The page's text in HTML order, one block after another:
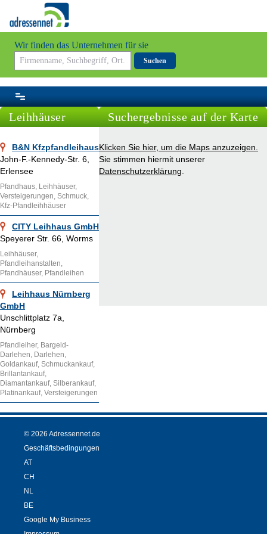
Wir finden das Unternehmen für sie
Suchen
Leihhäuser
B&N Kfzpfandleihaus
John-F.-Kennedy-Str. 6,
Erlensee
Pfandhaus, Leihhäuser,
Versteigerungen, Schmuck,
Kfz-Pfandleihhäuser
CITY Leihhaus GmbH
Speyerer Str. 66, Worms
Leihhäuser,
Pfandleihanstalten,
Pfandhäuser, Pfandleihen
Leihhaus Nürnberg
GmbH
Unschlittplatz 7a,
Nürnberg
Pfandleiher, Bargeld-
Darlehen, Darlehen,
Goldankauf, Schmuckankauf,
Brillantankauf,
Diamantankauf, Silberankauf,
Platinankauf, Versteigerungen
Suchergebnisse auf der Karte
Klicken Sie hier, um die Maps anzuzeigen.
Sie stimmen hiermit unserer
Datenschutzerklärung
© 2026 Adressennet.de
Geschäftsbedingungen
AT
CH
NL
BE
Google My Business